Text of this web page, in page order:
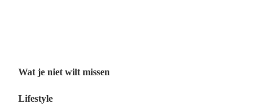
Wat je niet wilt missen
Lifestyle